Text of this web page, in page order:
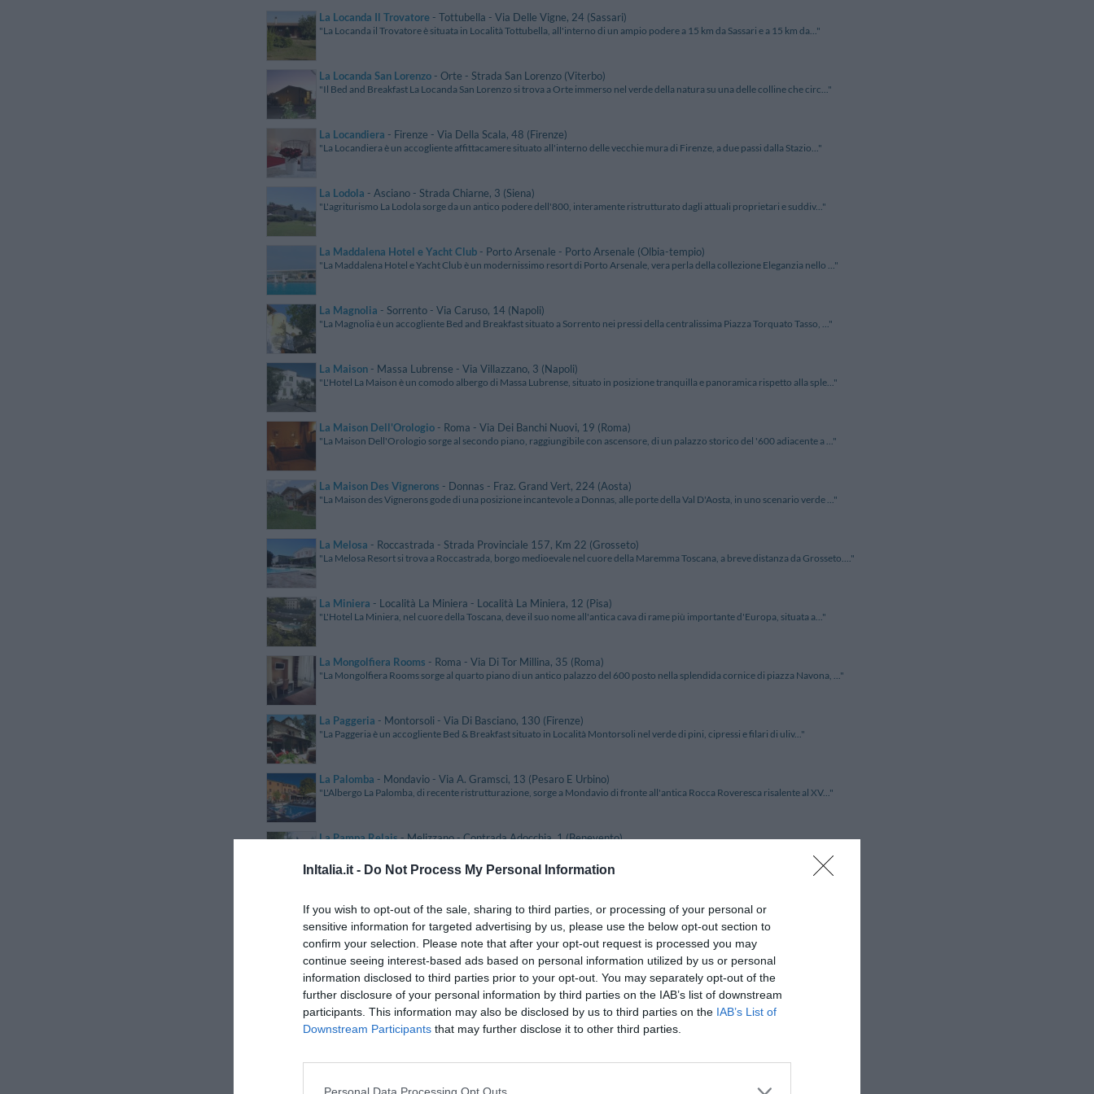
InItalia.it - Do Not Process My Personal Information
If you wish to opt-out of the sale, sharing to third parties, or processing of your personal or
sensitive information for targeted advertising by us, please use the below opt-out section to
confirm your selection. Please note that after your opt-out request is processed you may
continue seeing interest-based ads based on personal information utilized by us or personal
information disclosed to third parties prior to your opt-out. You may separately opt-out of the
further disclosure of your personal information by third parties on the IAB’s list of downstream
participants. This information may also be disclosed by us to third parties on the IAB’s List of
Downstream Participants that may further disclose it to other third parties.
La Locanda Il Trovatore - Tottubella - Via Delle Vigne, 24 (Sassari)
"La Locanda il Trovatore è situata in Località Tottubella, all'interno di un ampio podere a 15 km da Sassari e a 15 km da..."
La Locanda San Lorenzo - Orte - Strada San Lorenzo (Viterbo)
"Il Bed and Breakfast La Locanda San Lorenzo si trova a Orte immerso nel verde della natura su una delle colline che circ..."
La Locandiera - Firenze - Via Della Scala, 48 (Firenze)
"La Locandiera è un accogliente affittacamere situato all'interno delle vecchie mura di Firenze, a due passi dalla Stazio..."
La Lodola - Asciano - Strada Chiarne, 3 (Siena)
"L'agriturismo La Lodola sorge da un antico podere dell'800, interamente ristrutturato dagli attuali proprietari e suddiv..."
La Maddalena Hotel e Yacht Club - Porto Arsenale - Porto Arsenale (Olbia-tempio)
"La Maddalena Hotel e Yacht Club è un modernissimo resort di Porto Arsenale, vera perla della collezione Eleganzia nello ..."
La Magnolia - Sorrento - Via Caruso, 14 (Napoli)
"La Magnolia è un accogliente Bed and Breakfast situato a Sorrento nei pressi della centralissima Piazza Torquato Tasso, ..."
La Maison - Massa Lubrense - Via Villazzano, 3 (Napoli)
"L'Hotel La Maison è un comodo albergo di Massa Lubrense, situato in posizione tranquilla e panoramica rispetto alla sple..."
La Maison Dell'Orologio - Roma - Via Dei Banchi Nuovi, 19 (Roma)
"La Maison Dell'Orologio sorge al secondo piano, raggiungibile con ascensore, di un palazzo storico del '600 adiacente a ..."
La Maison Des Vignerons - Donnas - Fraz. Grand Vert, 224 (Aosta)
"La Maison des Vignerons gode di una posizione incantevole a Donnas, alle porte della Val D'Aosta, in uno scenario verde ..."
La Melosa - Roccastrada - Strada Provinciale 157, Km 22 (Grosseto)
"La Melosa Resort si trova a Roccastrada, borgo medioevale nel cuore della Maremma Toscana, a breve distanza da Grosseto...."
La Miniera - Località La Miniera - Località La Miniera, 12 (Pisa)
"L'Hotel La Miniera, nel cuore della Toscana, deve il suo nome all'antica cava di rame più importante d'Europa, situata a..."
La Mongolfiera Rooms - Roma - Via Di Tor Millina, 35 (Roma)
"La Mongolfiera Rooms sorge al quarto piano di un antico palazzo del 600 posto nella splendida cornice di piazza Navona, ..."
La Paggeria - Montorsoli - Via Di Basciano, 130 (Firenze)
"La Paggeria è un accogliente Bed & Breakfast situato in Località Montorsoli nel verde di pini, cipressi e filari di uliv..."
La Palomba - Mondavio - Via A. Gramsci, 13 (Pesaro E Urbino)
"L'Albergo La Palomba, di recente ristrutturazione, sorge a Mondavio di fronte all'antica Rocca Roveresca risalente al XV..."
La Pampa Relais- Melizzano - Contrada Adocchia, 1 (Benevento)
"La Panoramica Hotel è situato a Castellammare Di Stabia nel cuore dello splendido Golfo di Napoli. Elegante e raffinato..."
La Papessa Guest House - Roma - Via Del Corso, 241 (Roma)
"La Papessa Guest House sorge in un palazzo del XVI secolo dove storia e leggende si sono fuse nel tempo proprio nel cuor..."
La Paranza Apartments- Trapani - Via Cassaretto, 60 (Trapani)
"La Paranza Apartments offre una comoda soluzione di soggiorno a Trapani, a breve distanza dal Porto e dalle spiagge di s..."
"La Residenza Paterna di Rigomagno, una dimora di charme elegante ed informale che conserva il suo aspetto originario, è ..."